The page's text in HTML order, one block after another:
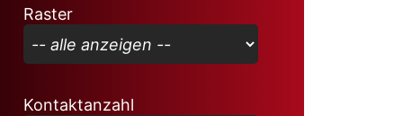
Raster
Kontaktanzahl